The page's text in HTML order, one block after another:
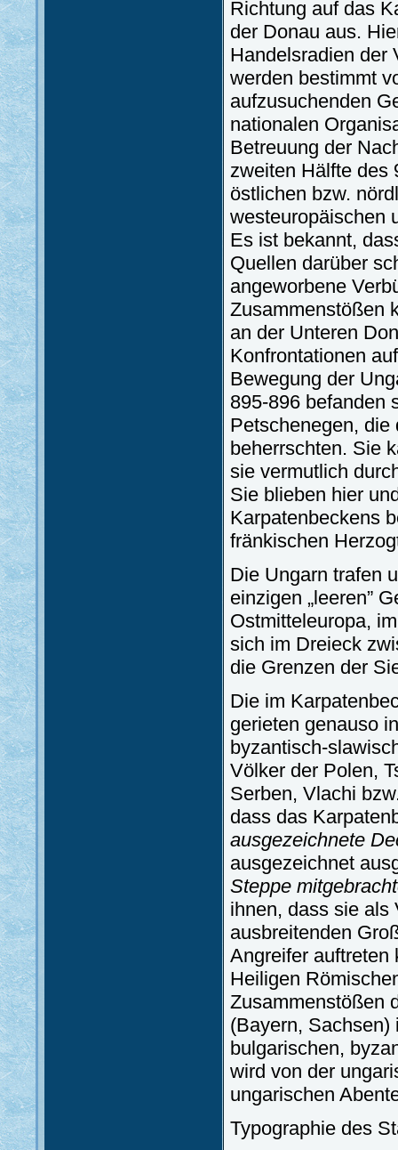
Richtung auf das
der Donau aus.
Handelsradien der
werden bestimmt
aufzusuchenden
nationalen
Betreuung der
zweiten Hälfte des
östlichen bzw.
westeuropäischen
Es ist bekannt,
Quellen darüber
angeworbene
Zusammenstößen
an der Unteren
Konfrontationen
Bewegung der
895-896 befanden
Petschenegen,
beherrschten. Sie
sie vermutlich
Sie blieben hier
Karpatenbeckens
fränkischen
Die Ungarn trafen
einzigen „leeren”
Ostmitteleuropa,
sich im Dreieck
die Grenzen der
Die im
gerieten genauso
byzantisch-
Völker der Polen,
Serben, Vlachi
dass das
ausgezeichnete
ausgezeichnet
Steppe
ihnen, dass sie als
ausbreitenden
Angreifer auftreten
Heiligen
Zusammenstößen
(Bayern, Sachsen)
bulgarischen,
wird von der
ungarischen
Typographie des